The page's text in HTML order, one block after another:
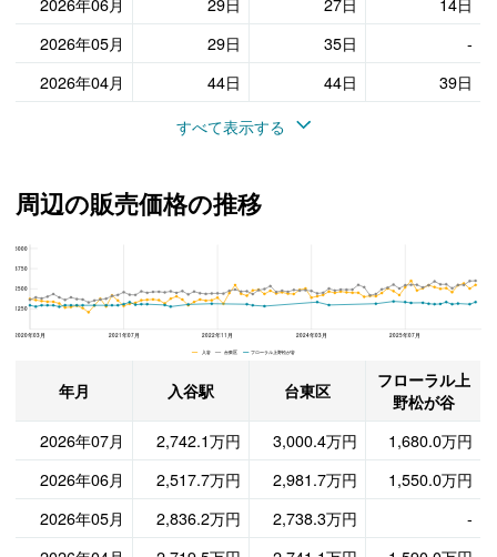
2026年06月
29日 27日
14日
2026年05月
29日 35日
-
2026年04月
44日 44日
39日
すべて表示する
周辺の販売価格の推移
2020年03月 2021年07月 2022年11月 2024年03月 2025年07月
5000
3750
2500
1250
入谷 台東区 フローラル上野松が谷
年月 入谷駅 台東区
フローラル上
野松が谷
2026年07月
2,742.1万円 3,000.4万円
1,680.0万円
2026年06月
2,517.7万円 2,981.7万円
1,550.0万円
2026年05月
2,836.2万円 2,738.3万円
-